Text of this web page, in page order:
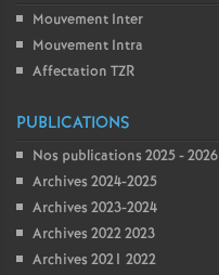
Mouvement Inter
Mouvement Intra
Affectation TZR
PUBLICATIONS
Nos publications 2025 - 2026
Archives 2024-2025
Archives 2023-2024
Archives 2022 2023
Archives 2021 2022